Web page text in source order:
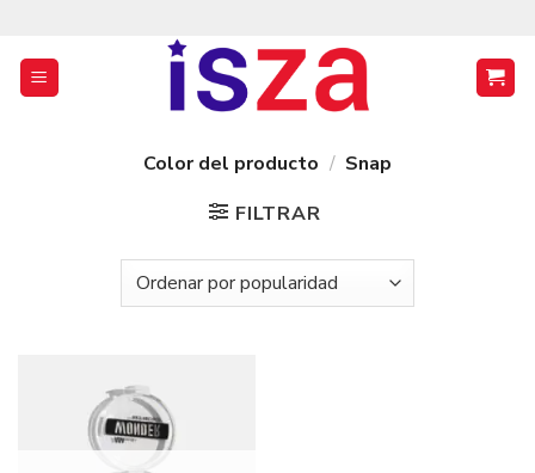
contenido
Color del producto / Snap
FILTRAR